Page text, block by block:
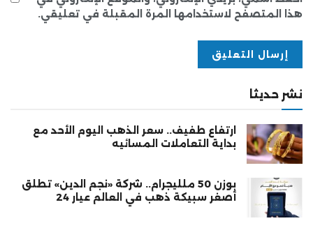
هذا المتصفح لاستخدامها المرة المقبلة في تعليقي.
نشر حديثا
ارتفاع طفيف.. سعر الذهب اليوم الأحد مع
بداية التعاملات المسائيه
بوزن 50 ملليجرام.. شركة «نجم الدين» تطلق
أصغر سبيكة ذهب في العالم عيار 24